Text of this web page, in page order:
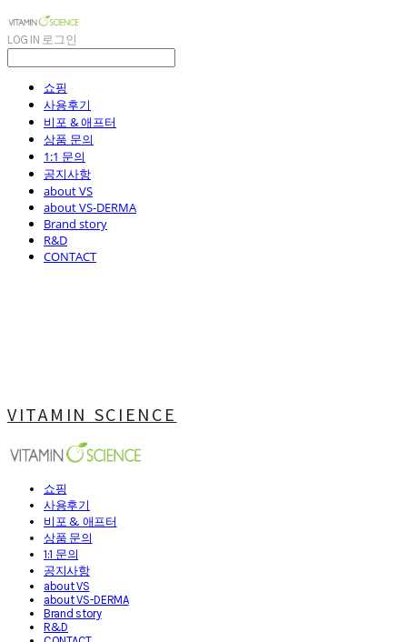
LOG IN 로그인
쇼핑
사용후기
비포 & 애프터
상품 문의
1:1 문의
공지사항
about VS
about VS-DERMA
Brand story
R&D
CONTACT
VITAMIN SCIENCE
쇼핑
사용후기
비포 & 애프터
상품 문의
1:1 문의
공지사항
about VS
about VS-DERMA
Brand story
R&D